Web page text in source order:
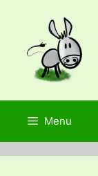
contenu
Menu